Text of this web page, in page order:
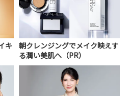
キ
朝クレンジングでメイク映えす
る潤い美肌へ（PR）